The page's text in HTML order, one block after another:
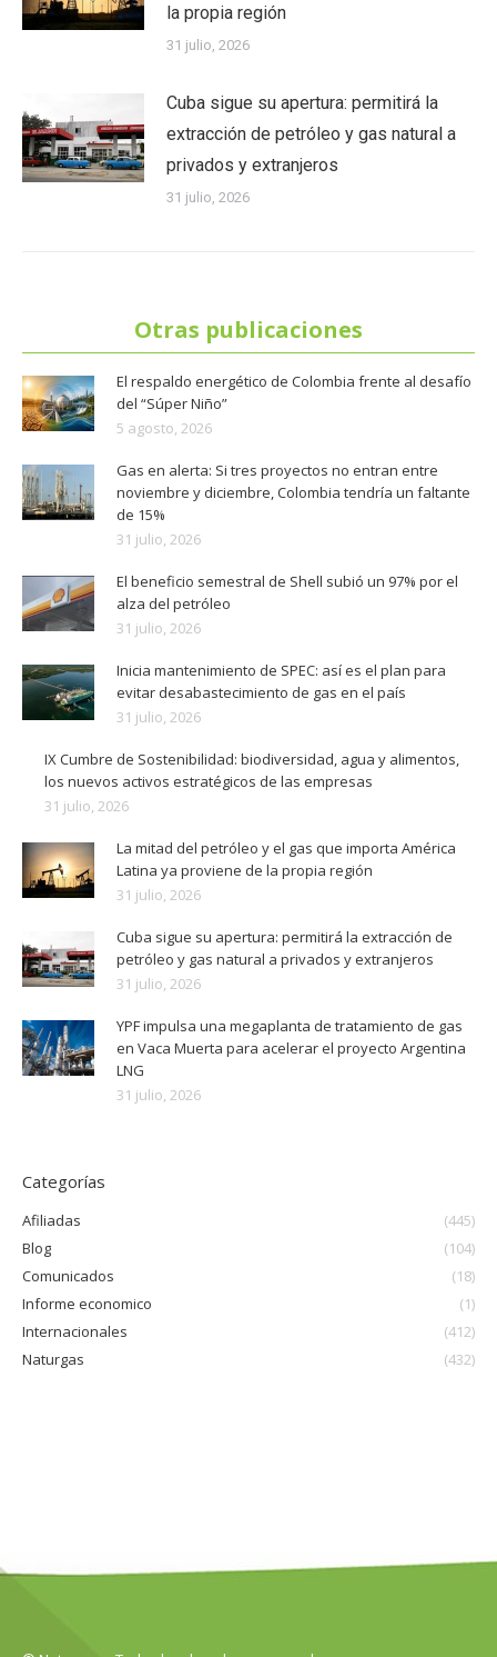
la propia región
31 julio, 2026
Cuba sigue su apertura: permitirá la
extracción de petróleo y gas natural a
privados y extranjeros
31 julio, 2026
Otras publicaciones
El respaldo energético de Colombia frente al desafío
del “Súper Niño”
5 agosto, 2026
Gas en alerta: Si tres proyectos no entran entre
noviembre y diciembre, Colombia tendría un faltante
de 15%
31 julio, 2026
El beneficio semestral de Shell subió un 97% por el
alza del petróleo
31 julio, 2026
Inicia mantenimiento de SPEC: así es el plan para
evitar desabastecimiento de gas en el país
31 julio, 2026
IX Cumbre de Sostenibilidad: biodiversidad, agua y alimentos,
los nuevos activos estratégicos de las empresas
31 julio, 2026
La mitad del petróleo y el gas que importa América
Latina ya proviene de la propia región
31 julio, 2026
Cuba sigue su apertura: permitirá la extracción de
petróleo y gas natural a privados y extranjeros
31 julio, 2026
YPF impulsa una megaplanta de tratamiento de gas
en Vaca Muerta para acelerar el proyecto Argentina
LNG
31 julio, 2026
Categorías
Afiliadas
(445)
Blog
(104)
Comunicados
(18)
Informe economico
(1)
Internacionales
(412)
Naturgas
(432)